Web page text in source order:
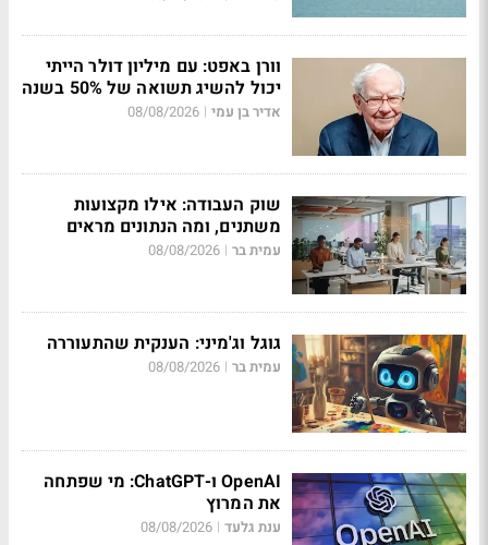
וורן באפט: עם מיליון דולר הייתי
יכול להשיג תשואה של 50% בשנה
אדיר בן עמי |
08/08/2026
שוק העבודה: אילו מקצועות
משתנים, ומה הנתונים מראים
עמית בר |
08/08/2026
גוגל וג'מיני: הענקית שהתעוררה
עמית בר |
08/08/2026
OpenAI ו-ChatGPT: מי שפתחה
את המרוץ
ענת גלעד |
08/08/2026